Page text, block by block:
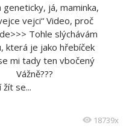
já, maminka,
vejci“ Video, proč
Tohle slýchávám
která je jako hřebíček
mi tady ten vbočený
Vážně???
se...
18739x